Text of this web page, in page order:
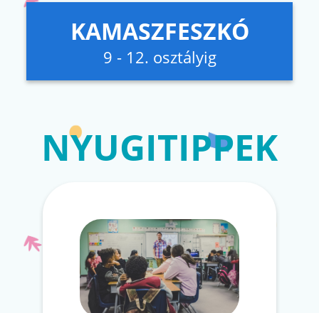
KAMASZFESZKÓ
9 - 12. osztályig
NYUGITIPPEK